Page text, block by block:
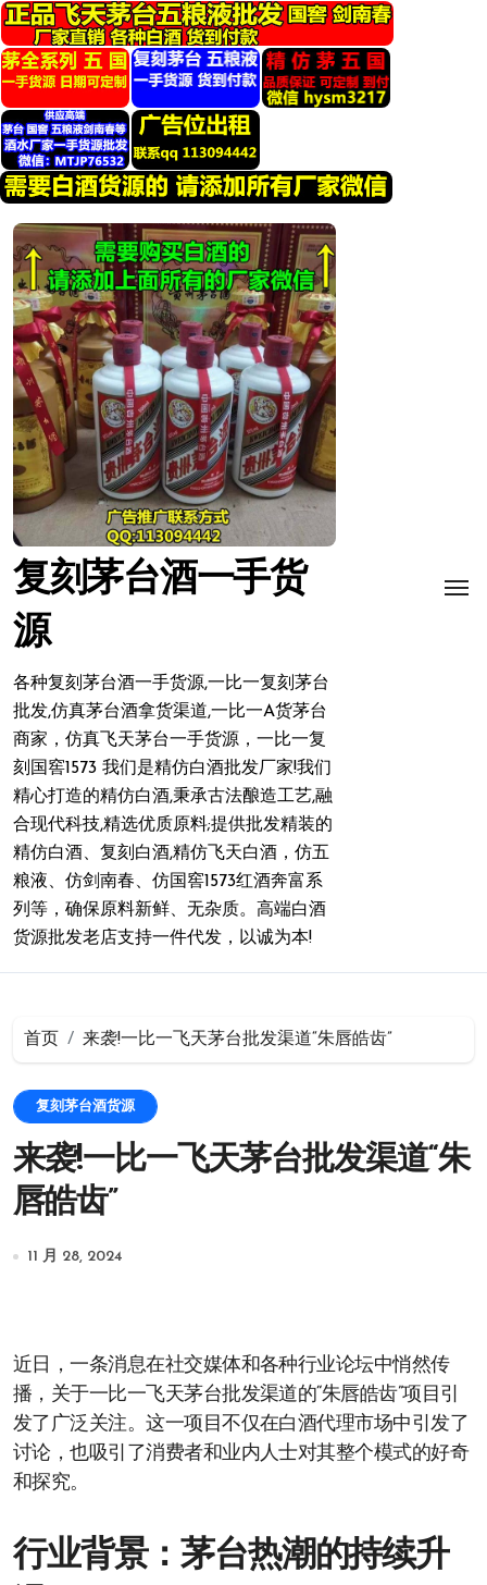
转
到
内
容
复刻茅台酒一手货
源
各种复刻茅台酒一手货源,一比一复刻茅台
批发,仿真茅台酒拿货渠道,一比一A货茅台
商家，仿真飞天茅台一手货源，一比一复
刻国窖1573 我们是精仿白酒批发厂家!我们
精心打造的精仿白酒,秉承古法酿造工艺,融
合现代科技,精选优质原料;提供批发精装的
精仿白酒、复刻白酒,精仿飞天白酒，仿五
粮液、仿剑南春、仿国窖1573红酒奔富系
列等，确保原料新鲜、无杂质。高端白酒
货源批发老店支持一件代发，以诚为本!
首页 来袭!一比一飞天茅台批发渠道“朱唇皓齿”
复刻茅台酒货源
来袭!一比一飞天茅台批发渠道“朱
唇皓齿”
11 月 28, 2024
近日，一条消息在社交媒体和各种行业论坛中悄然传
播，关于一比一飞天茅台批发渠道的“朱唇皓齿”项目引
发了广泛关注。这一项目不仅在白酒代理市场中引发了
讨论，也吸引了消费者和业内人士对其整个模式的好奇
和探究。
行业背景：茅台热潮的持续升